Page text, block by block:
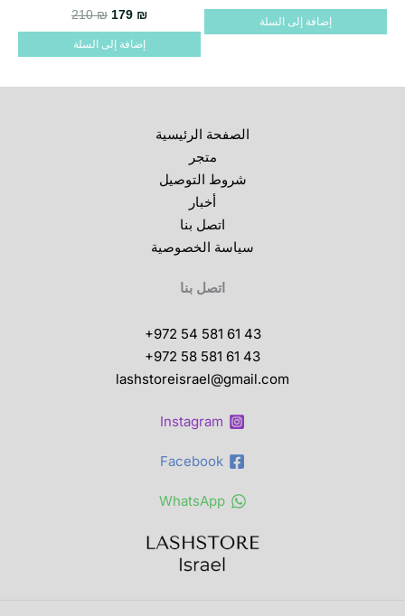
إضافة إلى السلة
210₪ السعر الأصلي هو: 210 ₪. 179 ₪ السعر الحالي هو: 179 ₪.
إضافة إلى السلة
الصفحة الرئيسية
متجر
شروط التوصيل
أخبار
اتصل بنا
سياسة الخصوصية
اتصل بنا
+972 54 581 61 43
+972 58 581 61 43
lashstoreisrael@gmail.com
Instagram
Facebook
WhatsApp